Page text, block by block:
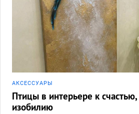
АКCЕССУАРЫ
Птицы в интерьере к счастью,
изобилию